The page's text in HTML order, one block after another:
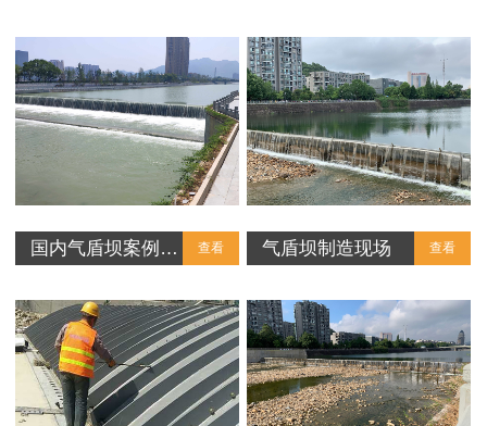
国内气盾坝案例… 查看 气盾坝制造现场 查看